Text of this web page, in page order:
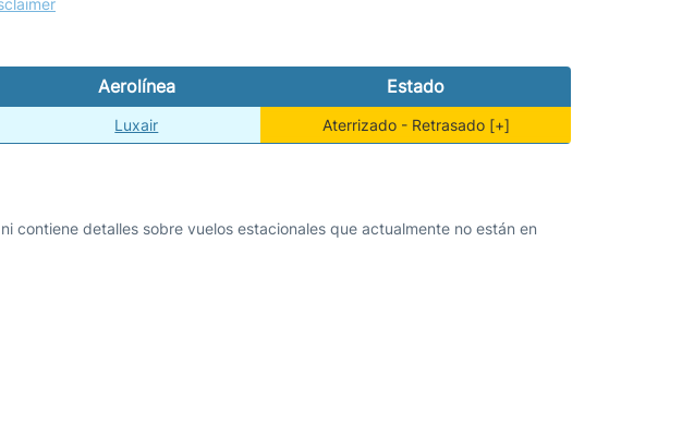
Aerolínea Estado
Luxair Aterrizado - Retrasado [+]
contiene detalles sobre vuelos estacionales que actualmente no están en